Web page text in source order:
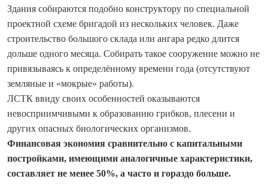
Здания собираются подобно конструктору по специальной
проектной схеме бригадой из нескольких человек. Даже
строительство большого склада или ангара редко длится
дольше одного месяца. Собирать такое сооружение можно не
привязываясь к определённому времени года (отсутствуют
земляные и «мокрые» работы).
ЛСТК ввиду своих особенностей оказываются
невосприимчивыми к образованию грибков, плесени и
других опасных биологических организмов.
Финансовая экономия сравнительно с капитальными
постройками, имеющими аналогичные характеристики,
составляет не менее 50%, а часто и гораздо больше.